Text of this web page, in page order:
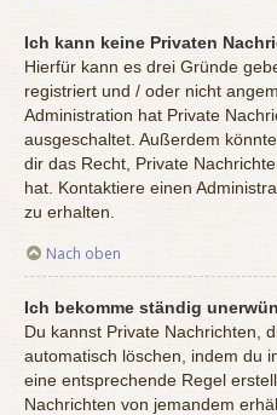
Ich kann keine Privaten
Hierfür kann es drei Gründe
registriert und / oder nicht
Administration hat Private
ausgeschaltet. Außerdem
dir das Recht, Private
hat. Kontaktiere einen
zu erhalten.
Nach oben
Ich bekomme ständig
Du kannst Private Nachrichten,
automatisch löschen, indem du
eine entsprechende Regel
Nachrichten von jemandem